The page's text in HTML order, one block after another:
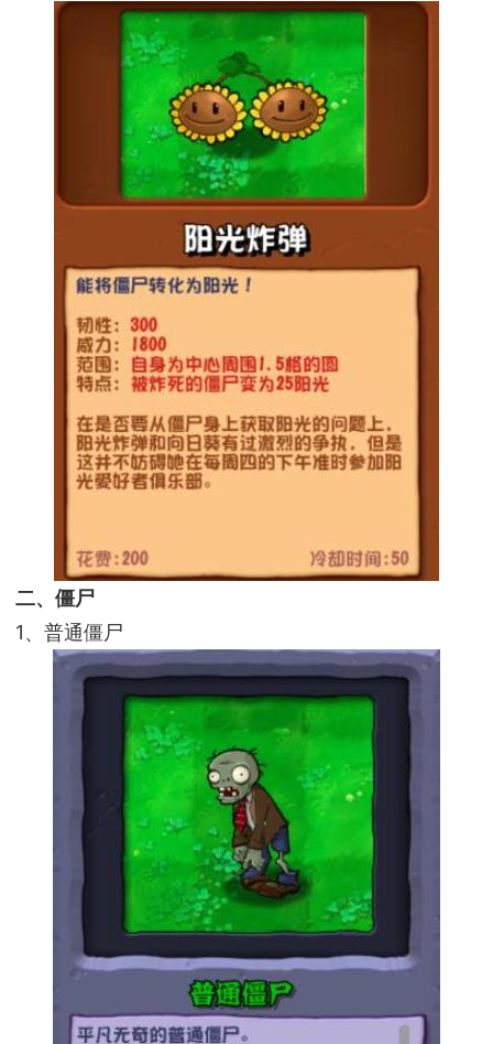
二、僵尸
1、普通僵尸